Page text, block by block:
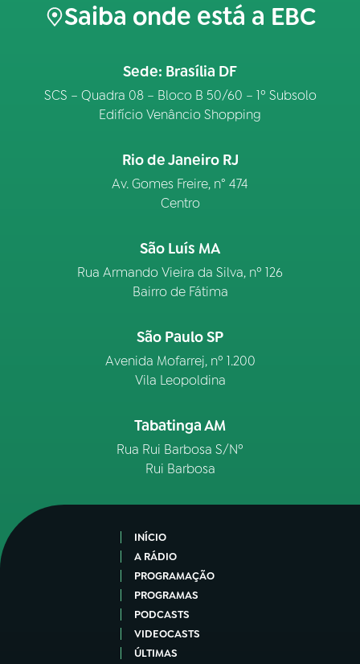
Saiba onde está a EBC
Sede: Brasília DF
SCS – Quadra 08 – Bloco B 50/60 – 1º Subsolo
Edifício Venâncio Shopping
Rio de Janeiro RJ
Av. Gomes Freire, n° 474
Centro
São Luís MA
Rua Armando Vieira da Silva, nº 126
Bairro de Fátima
São Paulo SP
Avenida Mofarrej, nº 1.200
Vila Leopoldina
Tabatinga AM
Rua Rui Barbosa S/Nº
Rui Barbosa
INÍCIO
A RÁDIO
PROGRAMAÇÃO
PROGRAMAS
PODCASTS
VIDEOCASTS
ÚLTIMAS